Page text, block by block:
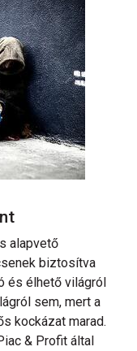
alapvető
biztosítva
és élhető világról
sem, mert a
kockázat marad.
& Profit által